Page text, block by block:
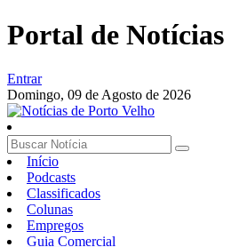
Portal de Notícias
Entrar
Domingo, 09 de Agosto de 2026
Início
Podcasts
Classificados
Colunas
Empregos
Guia Comercial